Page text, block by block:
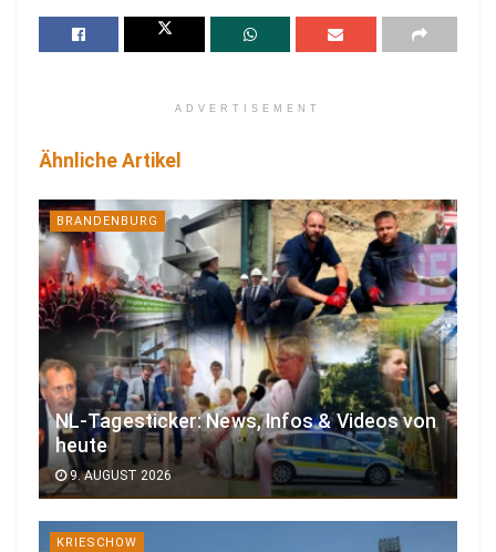
ADVERTISEMENT
Ähnliche Artikel
BRANDENBURG
NL-Tagesticker: News, Infos & Videos von
heute
9. AUGUST 2026
KRIESCHOW